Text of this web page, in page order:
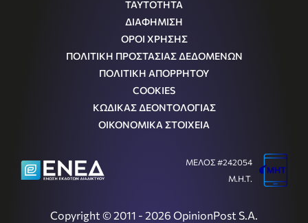
ΤΑΥΤΟΤΗΤΑ
ΔΙΑΦΗΜΙΣΗ
ΟΡΟΙ ΧΡΗΣΗΣ
ΠΟΛΙΤΙΚΗ ΠΡΟΣΤΑΣΙΑΣ ΔΕΔΟΜΕΝΩΝ
ΠΟΛΙΤΙΚΗ ΑΠΟΡΡΗΤΟΥ
COOKIES
ΚΩΔΙΚΑΣ ΔΕΟΝΤΟΛΟΓΙΑΣ
ΟΙΚΟΝΟΜΙΚΑ ΣΤΟΙΧΕΙΑ
Copyright © 2011 - 2026 OpinionPost S.A.
ΜΕΛΟΣ #242054
Μ.Η.Τ.